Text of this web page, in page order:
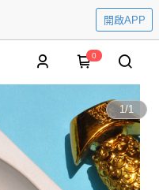
開啟APP
0
1/1